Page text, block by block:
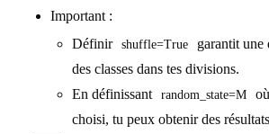
Important :
Définir shuffle=True
garantit une
des classes dans tes divisions.
En définissant
random_state=M où
choisi, tu peux obtenir des